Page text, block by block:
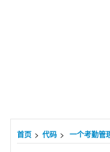
首页 > 代码 > 一个考勤管